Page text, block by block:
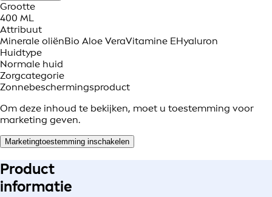
Grootte
400 ML
Attribuut
Minerale oliënBio Aloe VeraVitamine EHyaluron
Huidtype
Normale huid
Zorgcategorie
Zonnebeschermingsproduct
Om deze inhoud te bekijken, moet u toestemming voor
marketing geven.
Marketingtoestemming inschakelen
Product
informatie